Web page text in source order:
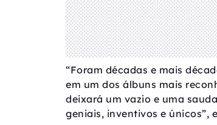
“Foram décadas e mais
em um dos álbuns mais
deixará um vazio e uma
geniais, inventivos e únicos”,